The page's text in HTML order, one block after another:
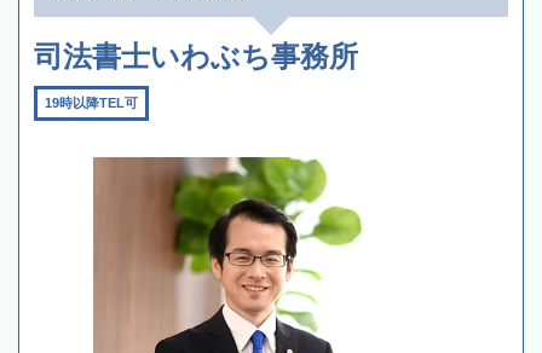
司法書士いわぶち事務所
19時以降TEL可